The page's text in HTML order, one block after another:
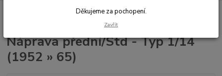
VW Brouk Typ 1 (1938 » 03) Šasi (Chassis)
Náprava přední/Std - Typ 1/14
(1952 » 65)
Děkujeme za pochopení.
Zavřít